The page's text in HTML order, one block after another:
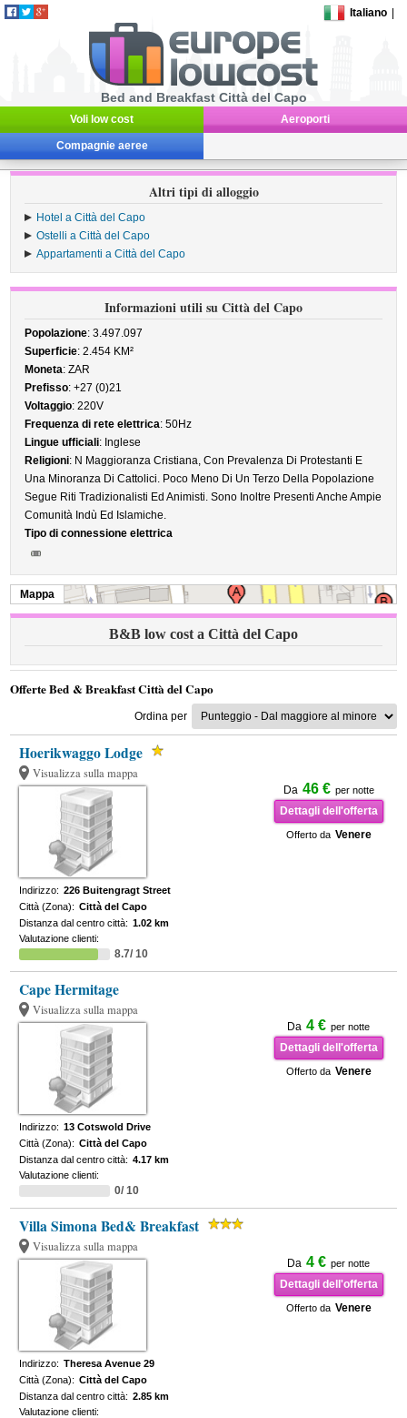
Italiano
Bed and Breakfast Città del Capo
Voli low cost Aeroporti
Compagnie aeree
Altri tipi di alloggio
Hotel a Città del Capo
Ostelli a Città del Capo
Appartamenti a Città del Capo
Informazioni utili su Città del Capo
Popolazione: 3.497.097
Superficie: 2.454 KM²
Moneta: ZAR
Prefisso: +27 (0)21
Voltaggio: 220V
Frequenza di rete elettrica: 50Hz
Lingue ufficiali: Inglese
Religioni: N Maggioranza Cristiana, Con Prevalenza Di Protestanti E
Una Minoranza Di Cattolici. Poco Meno Di Un Terzo Della Popolazione
Segue Riti Tradizionalisti Ed Animisti. Sono Inoltre Presenti Anche Ampie
Comunità Indù Ed Islamiche.
Tipo di connessione elettrica
Mappa
B&B low cost a Città del Capo
Offerte Bed & Breakfast Città del Capo
Ordina per
Hoerikwaggo Lodge
Visualizza sulla mappa
Da 46 € per notte
Dettagli dell'offerta
Offerto da Venere
Indirizzo: 226 Buitengragt Street
Città (Zona): Città del Capo
Distanza dal centro città: 1.02 km
Valutazione clienti:
8.7/ 10
Cape Hermitage
Visualizza sulla mappa
Da 4 € per notte
Dettagli dell'offerta
Offerto da Venere
Indirizzo: 13 Cotswold Drive
Città (Zona): Città del Capo
Distanza dal centro città: 4.17 km
Valutazione clienti:
0/ 10
Villa Simona Bed& Breakfast
Visualizza sulla mappa
Da 4 € per notte
Dettagli dell'offerta
Offerto da Venere
Indirizzo: Theresa Avenue 29
Città (Zona): Città del Capo
Distanza dal centro città: 2.85 km
Valutazione clienti: